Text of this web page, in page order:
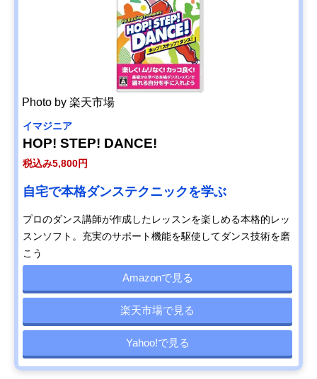
Photo by 楽天市場
イマジニア
HOP! STEP! DANCE!
税込み5,800円
自宅で本格ダンステクニックを学ぶ
プロのダンス講師が作成したレッスンを楽しめる本格的レッ
スンソフト。充実のサポート機能を駆使してダンス技術を磨
こう
Amazonで見る
楽天市場で見る
Yahoo!で見る